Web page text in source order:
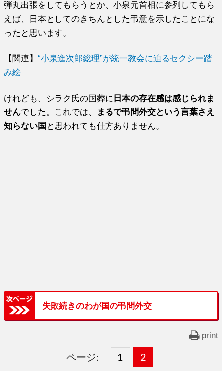
弾丸出張をしてもらうとか、小泉元首相に参列してもら
えば、日本としてのきちんとした弔意を示したことにな
ったと思います。
【関連】“小泉進次郎総理”が統一教会に迫るセクシー踏
み絵
けれども、シラク氏の国葬に 日本の存在感は感じられま
せんでした。これでは、
まるで弔問外交という言葉さえ
知らない国 と思われても仕方ありません。
失敗続きのわが国の弔問外交
print
ページ:
固
1 ,
固
2